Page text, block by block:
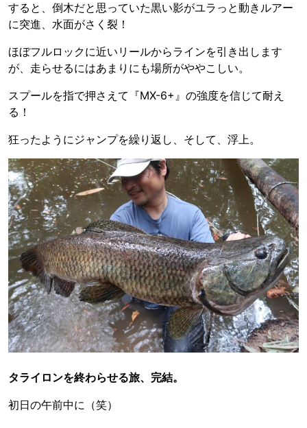
すると、倒木だと思っていた黒い影がユラっと動きルアー
に突進、水面がさく裂！
ほぼフルロックに近いリールからラインを引き出します
が、走らせるにはあまりにも場所がややこしい。
スプールを指で押さえて『MX-6+』の強度を信じて耐え
る！
狂ったようにジャンプを繰り返し、そして、浮上。
タライロンを終わらせる旅、完結。
初日の午前中に（笑）